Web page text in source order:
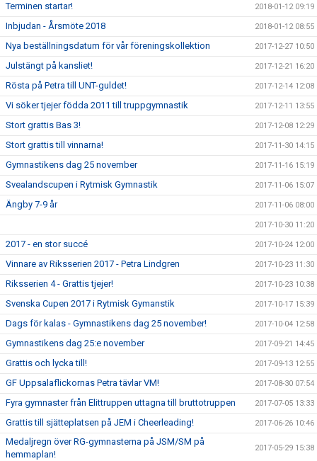
Terminen startar! 2018-01-12 09:19
Inbjudan - Årsmöte 2018 2018-01-12 08:55
Nya beställningsdatum för vår föreningskollektion 2017-12-27 10:50
Julstängt på kansliet! 2017-12-21 16:20
Rösta på Petra till UNT-guldet! 2017-12-14 12:08
Vi söker tjejer födda 2011 till truppgymnastik 2017-12-11 13:55
Stort grattis Bas 3! 2017-12-08 12:29
Stort grattis till vinnarna! 2017-11-30 14:15
Gymnastikens dag 25 november 2017-11-16 15:19
Svealandscupen i Rytmisk Gymnastik 2017-11-06 15:07
Ängby 7-9 år 2017-11-06 08:00
2017-10-30 11:20
2017 - en stor succé 2017-10-24 12:00
Vinnare av Riksserien 2017 - Petra Lindgren 2017-10-23 11:30
Riksserien 4 - Grattis tjejer! 2017-10-23 10:38
Svenska Cupen 2017 i Rytmisk Gymanstik 2017-10-17 15:39
Dags för kalas - Gymnastikens dag 25 november! 2017-10-04 12:58
Gymnastikens dag 25:e november 2017-09-21 14:45
Grattis och lycka till! 2017-09-13 12:55
GF Uppsalaflickornas Petra tävlar VM! 2017-08-30 07:54
Fyra gymnaster från Elittruppen uttagna till bruttotruppen 2017-07-05 13:33
Grattis till sjätteplatsen på JEM i Cheerleading! 2017-06-26 10:46
Medaljregn över RG-gymnasterna på JSM/SM på
hemmaplan!
2017-05-29 15:38